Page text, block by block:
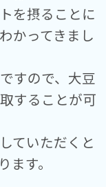
を摂ることに
かってきまし
すので、大豆
することが可
ていただくと
す。